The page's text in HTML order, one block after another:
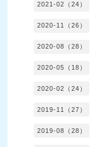
2021-02（24）
2020-11（26）
2020-08（28）
2020-05（18）
2020-02（24）
2019-11（27）
2019-08（28）